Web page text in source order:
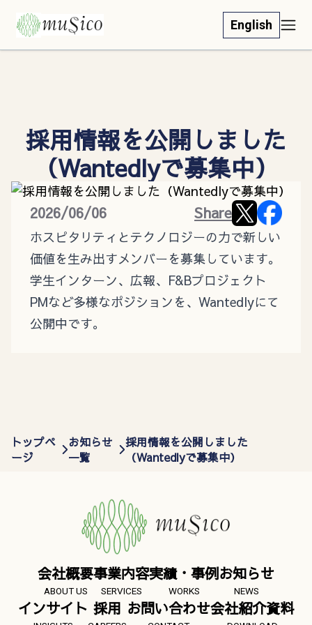
English
採用情報を公開しました
（Wantedlyで募集中）
2026/06/06 Share
ホスピタリティとテクノロジーの力で新しい
価値を生み出すメンバーを募集しています。
学生インターン、広報、F&Bプロジェクト
PMなど多様なポジションを、Wantedlyにて
公開中です。
トップペ
ージ
お知らせ
一覧
採用情報を公開しました
（Wantedlyで募集中）
会社概要
ABOUT US
事業内容
SERVICES
実績・事例
WORKS
お知らせ
NEWS
インサイト 採用 お問い合わせ会社紹介資料